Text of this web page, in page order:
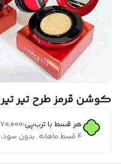
کوشن قرمز طرح تیر تیر Hanayian
هر قسط با ترب‌پی:
۴ قسط ماهانه. بدون سود، چک و ضامن.